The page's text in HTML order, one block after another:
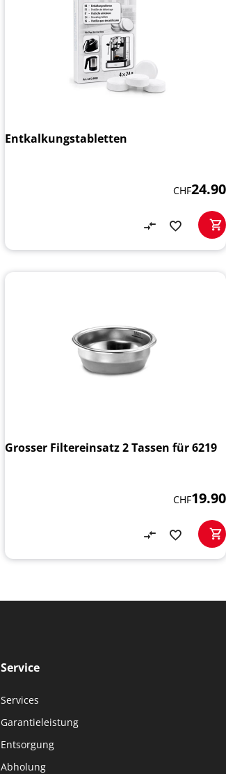
Entkalkungstabletten
CHF24.90
Grosser Filtereinsatz 2 Tassen für 6219
CHF19.90
Service
Services
Garantieleistung
Entsorgung
Abholung